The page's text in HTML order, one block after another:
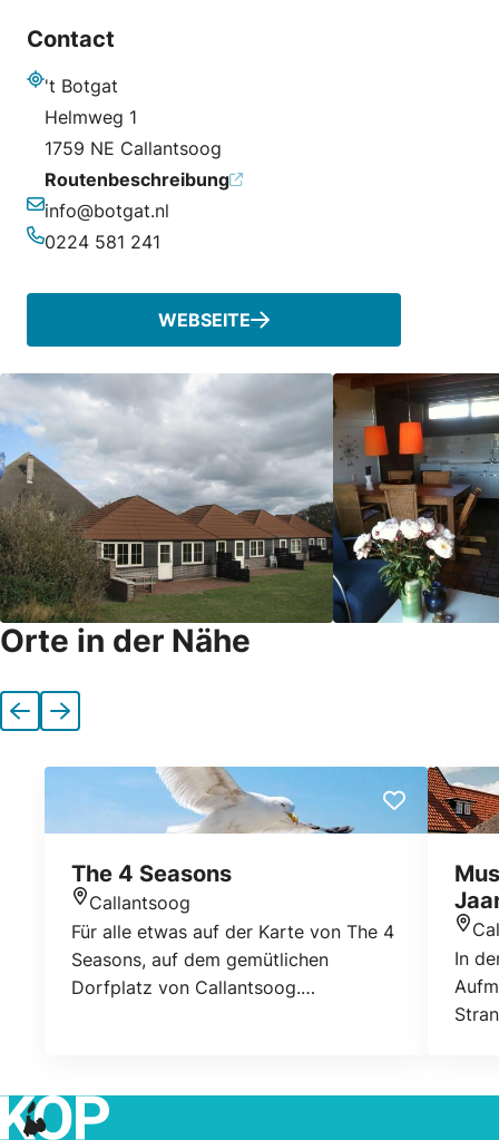
Contact
Adresse
't Botgat
Helmweg 1
1759 NE Callantsoog
Routenbeschreibung
E-Mail-Adresse
info@botgat.nl
0224 581 241
WEBSEITE
Orte in der Nähe
VorherigeNächste
The 4 Seasons
Callantsoog
Für alle etwas auf der Karte von The 4
Seasons, auf dem gemütlichen
Dorfplatz von Callantsoog.
Uhrzeit vorgenommen werden.
In